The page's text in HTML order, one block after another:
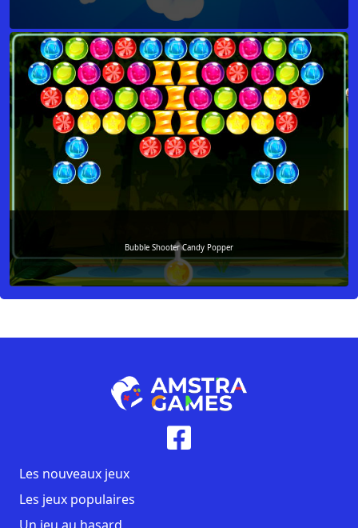
Bubble Shooter Candy Popper
Les nouveaux jeux
Les jeux populaires